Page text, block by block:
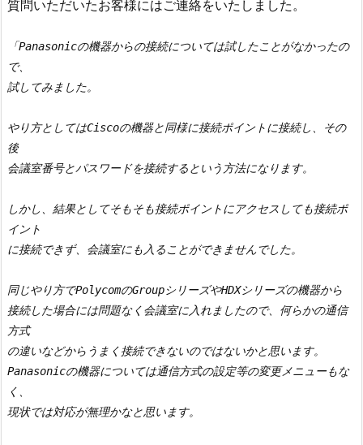
質問いただいたお客様にはご連絡をいたしました。
「Panasonicの機器からの接続については試したことがなかったの
で、
試してみました。
やり方としてはCiscoの機器と同様に接続ポイントに接続し、その
後
会議室番号とパスワードを接続するという方法になります。
しかし、結果としてそもそも接続ポイントにアクセスしても接続ポ
イント
に接続できず、会議室にも入ることができませんでした。
同じやり方でPolycomのGroupシリーズやHDXシリーズの機器から
接続した場合には問題なく会議室に入れましたので、何らかの通信
方式
の違いなどからうまく接続できないのではないかと思います。
Panasonicの機器については通信方式の設定等の変更メニューもな
く、
現状では対応が無理かなと思います。